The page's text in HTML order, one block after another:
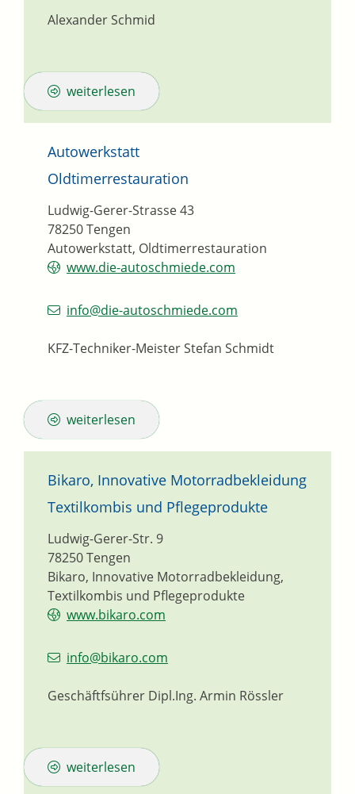
Alexander Schmid
weiterlesen
Autowerkstatt
Oldtimerrestauration
Autowerkstatt, Oldtimerrestauration
Ludwig-Gerer-Strasse 43
78250Tengen
www.die-autoschmiede.com
info@die-autoschmiede.com
KFZ-Techniker-MeisterStefan Schmidt
weiterlesen
Bikaro, Innovative Motorradbekleidung
Textilkombis und Pflegeprodukte
Bikaro, Innovative Motorradbekleidung,
Textilkombis und Pflegeprodukte
Ludwig-Gerer-Str. 9
78250Tengen
www.bikaro.com
info@bikaro.com
Geschäftfsührer Dipl.Ing. Armin Rössler
weiterlesen